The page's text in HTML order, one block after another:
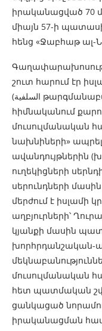
իրականացված 70
միայն 57-ի
հենց «Ջաբհաթ ալ-
շուտ հարում էր
(السلفية թարգմանաբար՝ նախնիներ) ճյուղին, որը
հիմնականում
մուսուլմանական
նախնիների»
ավանդույթներին
ուղեկիցների
սերունդների
մերժում է իսլամի
աղբյուրների՝
կյանքի մասին
խորհրդանշական-
մուսուլմանական
հետ պատմական
ցանկացած
իրականացման